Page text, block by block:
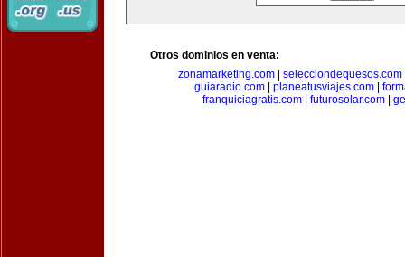
Otros dominios en venta:
zonamarketing.com| selecciondequesos.com
guiaradio.com
planeatusviajes.com
franquiciagratis.com
futurosolar.com